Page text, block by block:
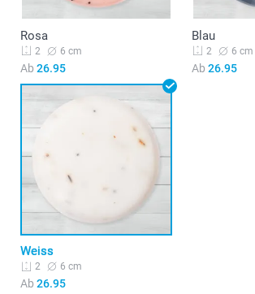
Rosa
2 6 cm
Ab 26.95
Blau
2 6 cm
Ab 26.95
Weiss
2 6 cm
Ab 26.95